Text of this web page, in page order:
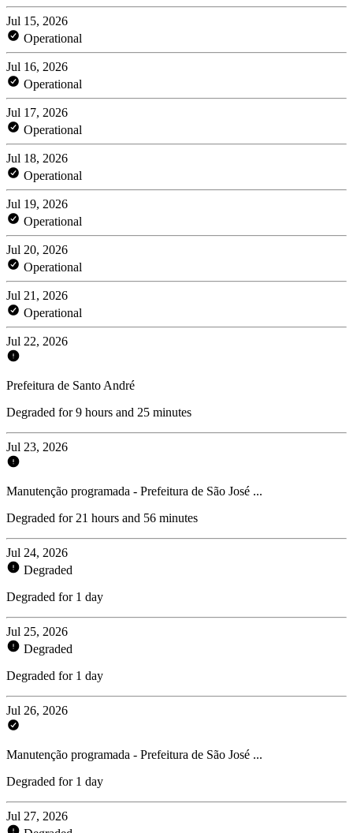
Jul 15, 2026
Operational
Jul 16, 2026
Operational
Jul 17, 2026
Operational
Jul 18, 2026
Operational
Jul 19, 2026
Operational
Jul 20, 2026
Operational
Jul 21, 2026
Operational
Jul 22, 2026
Prefeitura de Santo André
Degraded for 9 hours and 25 minutes
Jul 23, 2026
Manutenção programada - Prefeitura de São José ...
Degraded for 21 hours and 56 minutes
Jul 24, 2026
Degraded
Degraded for 1 day
Jul 25, 2026
Degraded
Degraded for 1 day
Jul 26, 2026
Manutenção programada - Prefeitura de São José ...
Degraded for 1 day
Jul 27, 2026